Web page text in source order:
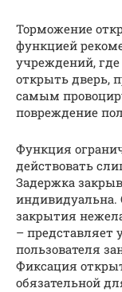
Торможение
функцией
учреждений, где
открыть дверь,
самым
повреждение
Функция
действовать
Задержка
индивидуальна.
закрытия
– представляет
пользователя
Фиксация
обязательной